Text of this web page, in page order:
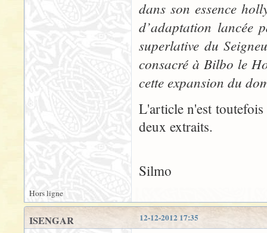
dans son essence
d’adaptation lancée
superlative du
consacré à Bilbo le
cette expansion du
L'article n'est
deux extraits.
Silmo
Hors ligne
12-12-2012 17:35
ISENGAR